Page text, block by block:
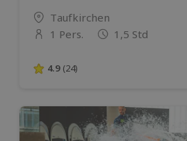
Standort
Taufkirchen
Anzahl der Teilnehmer
1 Pers. 1,5 Std
4.9 von 5 Sternen basierend
4.9 (24)